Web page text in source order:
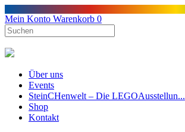
Mein Konto Warenkorb 0
Über uns
Events
SteinCHenwelt – Die LEGOAusstellun...
Shop
Kontakt